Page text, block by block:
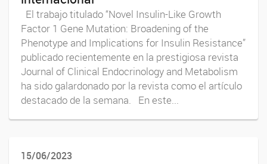
El trabajo titulado “Novel Insulin-Like Growth
Factor 1 Gene Mutation: Broadening of the
Phenotype and Implications for Insulin Resistance”
publicado recientemente en la prestigiosa revista
Journal of Clinical Endocrinology and Metabolism
ha sido galardonado por la revista como el artículo
destacado de la semana. En este...
15/06/2023